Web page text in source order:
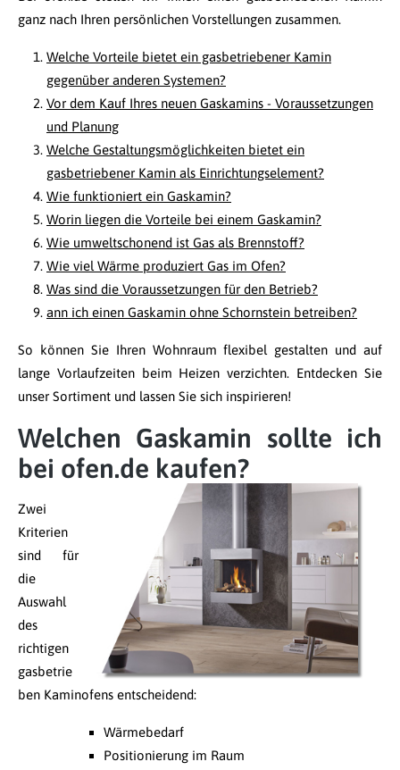
ganz nach Ihren persönlichen Vorstellungen zusammen.
Welche Vorteile bietet ein gasbetriebener Kamin
gegenüber anderen Systemen?
Vor dem Kauf Ihres neuen Gaskamins - Voraussetzungen
und Planung
Welche Gestaltungsmöglichkeiten bietet ein
gasbetriebener Kamin als Einrichtungselement?
Wie funktioniert ein Gaskamin?
Worin liegen die Vorteile bei einem Gaskamin?
Wie umweltschonend ist Gas als Brennstoff?
Wie viel Wärme produziert Gas im Ofen?
Was sind die Voraussetzungen für den Betrieb?
ann ich einen Gaskamin ohne Schornstein betreiben?
So können Sie Ihren Wohnraum flexibel gestalten und auf
lange Vorlaufzeiten beim Heizen verzichten. Entdecken Sie
unser Sortiment und lassen Sie sich inspirieren!
Welchen Gaskamin sollte ich
bei ofen.de kaufen?
Zwei
Kriterien
sind für
die
Auswahl
des
richtigen
gasbetrie
ben Kaminofens entscheidend:
Wärmebedarf
Positionierung im Raum